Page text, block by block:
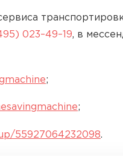
023–49–19, в
;
;
55927064232098.